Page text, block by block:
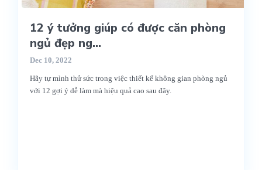
12 ý tưởng giúp có được căn phòng
ngủ đẹp ng...
Dec 10, 2022
Hãy tự mình thử sức trong việc thiết kế không gian phòng ngủ
với 12 gợi ý dễ làm mà hiệu quả cao sau đây.